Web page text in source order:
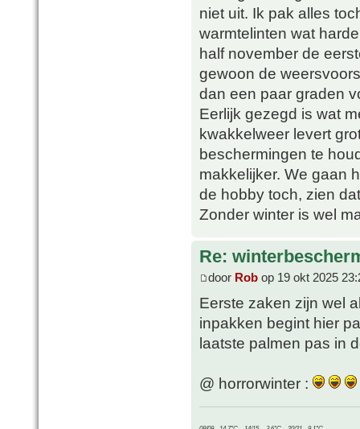
niet uit. Ik pak alles
warmtelinten wat
half november de
gewoon de
dan een paar graden
Eerlijk gezegd is wat
kwakkelweer levert
beschermingen te
makkelijker. We gaan
de hobby toch, zien
Zonder winter is wel
Re:
door Rob op 19 okt 2025
Eerste zaken zijn wel
inpakken begint hier
laatste palmen pas in
@ horrorwinter :